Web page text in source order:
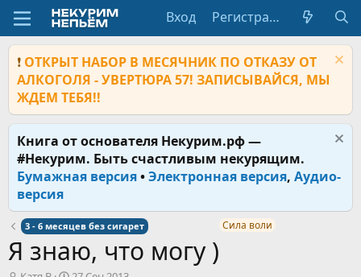
Вход Регистрация
❗ ОТКРЫТ НАБОР В МЕСЯЧНИК ПО ОТКАЗУ ОТ
АЛКОГОЛЯ - УВЕРТЮРА 57! ЗАПИСЫВАЙСЯ, МЫ
ЖДЕМ ТЕБЯ!!
Книга от основателя Некурим.рф —
#Некурим. Быть счастливым некурящим.
Бумажная версия•Электронная версия, Аудио-
версия
3 - 6 месяцев без сигарет Сила воли
Я знаю, что могу )